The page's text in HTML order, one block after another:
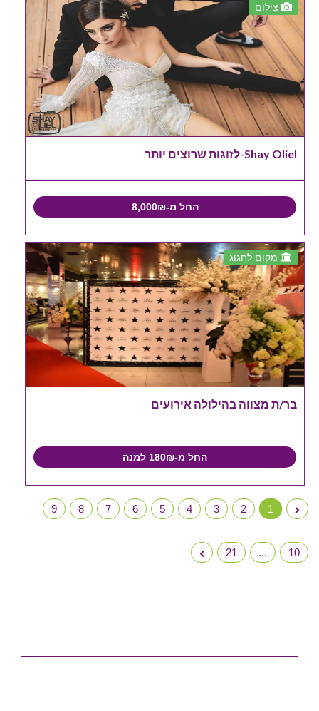
צילום
Shay Oliel-לזוגות שרוצים יותר
החל מ-8,000₪
מקום לחגוג
בר/ת מצווה בהילולה אירועים
החל מ-180₪ למנה
1
2
3
4
5
6
7
8
9
10
...
21